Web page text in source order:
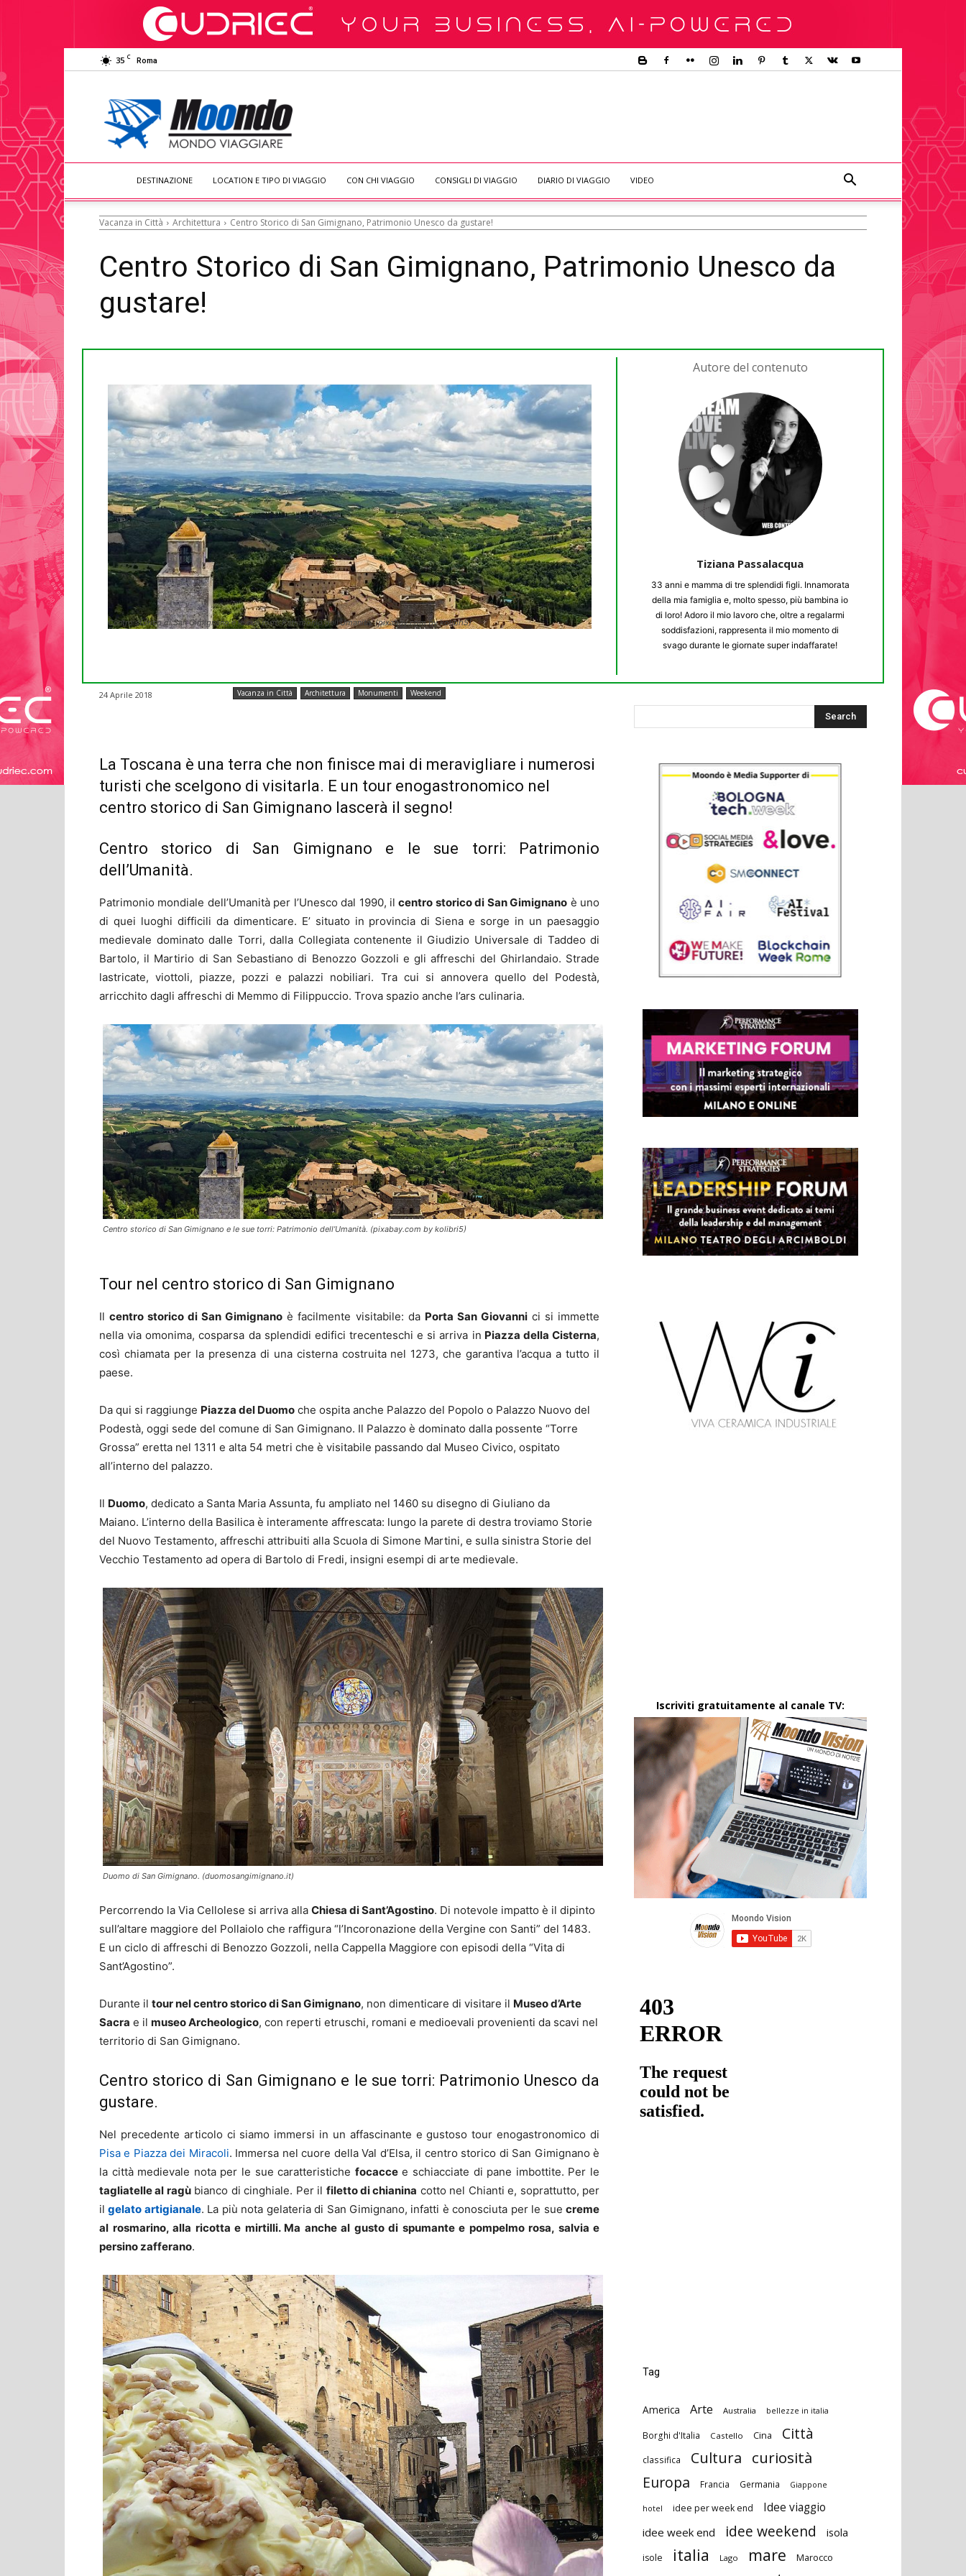
35 C Roma
Moondo
Viaggiare
DESTINAZIONE LOCATION E TIPO DI VIAGGIO CON CHI VIAGGIO CONSIGLI DI VIAGGIO DIARIO DI VIAGGIO VIDEO
Vacanza in Città Architettura Centro Storico di San Gimignano, Patrimonio Unesco da gustare!
Centro Storico di San Gimignano, Patrimonio Unesco da
gustare!
Centro storico di San Gimignano e le sue torri: Patrimonio dell'Umanità. (pixabay.com by kolibri5)
Autore del contenuto
Tiziana Passalacqua
33 anni e mamma di tre splendidi figli. Innamorata
della mia famiglia e, molto spesso, più bambina io
di loro! Adoro il mio lavoro che, oltre a regalarmi
soddisfazioni, rappresenta il mio momento di
svago durante le giornate super indaffarate!
24 Aprile 2018 Vacanza in Città Architettura Monumenti Weekend
La Toscana è una terra che non finisce mai di meravigliare i numerosi
turisti che scelgono di visitarla. E un tour enogastronomico nel
centro storico di San Gimignano lascerà il segno!
Centro storico di San Gimignano e le sue torri: Patrimonio
dell’Umanità.
Patrimonio mondiale dell’Umanità per l’Unesco dal 1990, ilcentro storico di San Gimignano è uno
di quei luoghi difficili da dimenticare. E’ situato in provincia di Siena e sorge in un paesaggio
medievale dominato dalle Torri, dalla Collegiata contenente il Giudizio Universale di Taddeo di
Bartolo, il Martirio di San Sebastiano di Benozzo Gozzoli e gli affreschi del Ghirlandaio. Strade
lastricate, viottoli, piazze, pozzi e palazzi nobiliari. Tra cui si annovera quello del Podestà,
arricchito dagli affreschi di Memmo di Filippuccio. Trova spazio anche l’ars culinaria.
Centro storico di San Gimignano e le sue torri: Patrimonio dell’Umanità. (pixabay.com by kolibri5)
Tour nel centro storico di San Gimignano
Ilcentro storico di San Gimignano è facilmente visitabile: da Porta San Giovannici si immette
nella via omonima, cosparsa da splendidi edifici trecenteschi e si arriva in Piazza della Cisterna,
così chiamata per la presenza di una cisterna costruita nel 1273, che garantiva l’acqua a tutto il
paese.
Da qui si raggiunge Piazza del Duomo che ospita anche Palazzo del Popolo o Palazzo Nuovo del
Podestà, oggi sede del comune di San Gimignano. Il Palazzo è dominato dalla possente “Torre
Grossa” eretta nel 1311 e alta 54 metri che è visitabile passando dal Museo Civico, ospitato
all’interno del palazzo.
Il Duomo, dedicato a Santa Maria Assunta, fu ampliato nel 1460 su disegno di Giuliano da
Maiano. L’interno della Basilica è interamente affrescata: lungo la parete di destra troviamo Storie
del Nuovo Testamento, affreschi attribuiti alla Scuola di Simone Martini, e sulla sinistra Storie del
Vecchio Testamento ad opera di Bartolo di Fredi, insigni esempi di arte medievale.
Duomo di San Gimignano. (duomosangimignano.it)
Percorrendo la Via Cellolese si arriva alla Chiesa di Sant’Agostino. Di notevole impatto è il dipinto
sull’altare maggiore del Pollaiolo che raffigura “l’Incoronazione della Vergine con Santi” del 1483.
E un ciclo di affreschi di Benozzo Gozzoli, nella Cappella Maggiore con episodi della “Vita di
Sant’Agostino”.
Durante il tour nel centro storico di San Gimignano, non dimenticare di visitare il Museo d’Arte
Sacra e il museo Archeologico, con reperti etruschi, romani e medioevali provenienti da scavi nel
territorio di San Gimignano.
Centro storico di San Gimignano e le sue torri: Patrimonio Unesco da
gustare.
Nel precedente articolo ci siamo immersi in un affascinante e gustoso tour enogastronomico di
Pisa e Piazza dei Miracoli. Immersa nel cuore della Val d’Elsa, il centro storico di San Gimignano è
la città medievale nota per le sue caratteristiche focaccee schiacciate di pane imbottite. Per le
tagliatelle al ragùbianco di cinghiale. Per il filetto di chianina cotto nel Chianti e, soprattutto, per
ilgelato artigianale. La più nota gelateria di San Gimignano, infatti è conosciuta per le sue creme
al rosmarino, alla ricotta e mirtilli. Ma anche al gusto di spumante e pompelmo rosa, salvia e
persino zafferano.
Iscriviti gratuitamente al canale TV:
Tag
America Arte Australia bellezze in italia
Borghi d'Italia Castello Cina Città
classifica Cultura curiosità
Europa Francia Germania Giappone
hotel idee per week end Idee viaggio
idee week end idee weekend isola
isole italia Lago mare Marocco